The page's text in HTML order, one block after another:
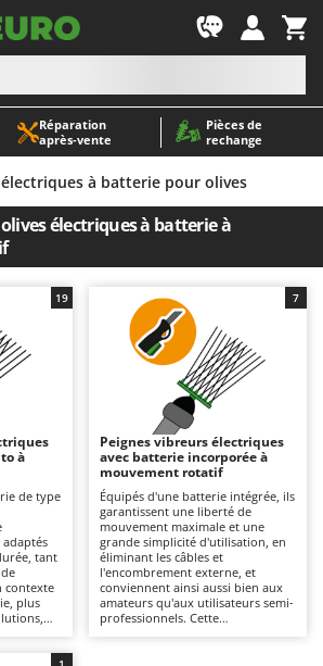
Réparation
après‑vente
Pièces de
rechange
tracteurs tondeuses autoportés
pour gazon
pommes de terre pour tracteur
sur roues
piscine
pour tracteurs
traitements
pour le bois - Scies à bûches
à batterie pour olives
électriques à batterie à
à
de type
tant
contexte
plus
19
Peignes vibreurs électriques
avec batterie incorporée à
mouvement rotatif
Équipés d'une batterie intégrée, ils
garantissent une liberté de
mouvement maximale et une
grande simplicité d'utilisation, en
éliminant les câbles et
l'encombrement externe, et
conviennent ainsi aussi bien aux
amateurs qu'aux utilisateurs semi-
professionnels. Cette
7